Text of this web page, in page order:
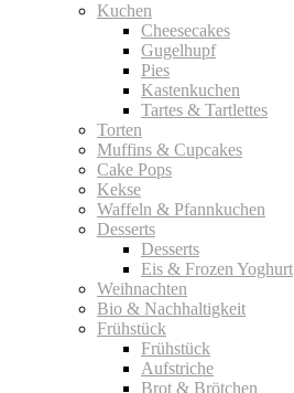
Kuchen
Cheesecakes
Gugelhupf
Pies
Kastenkuchen
Tartes & Tartlettes
Torten
Muffins & Cupcakes
Cake Pops
Kekse
Waffeln & Pfannkuchen
Desserts
Desserts
Eis & Frozen Yoghurt
Weihnachten
Bio & Nachhaltigkeit
Frühstück
Frühstück
Aufstriche
Brot & Brötchen